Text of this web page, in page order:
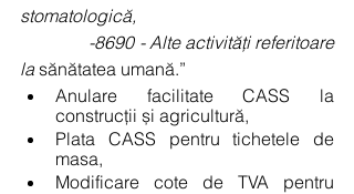
stomatologică,
la sănătatea umană.”
Anulare facilitate CASS la
construcții și agricultură,
Plata CASS pentru tichetele de
masa,
Modificare cote de TVA pentru